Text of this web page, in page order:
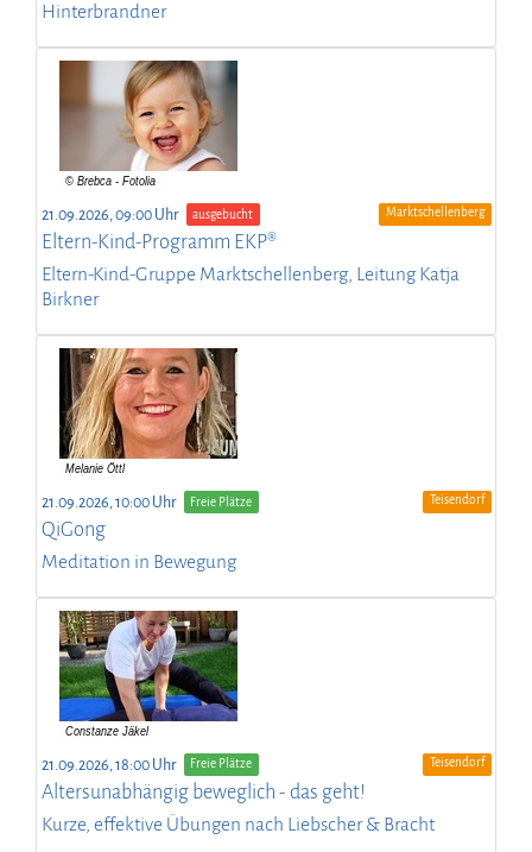
Hinterbrandner
21.09.2026, 09:00 Uhr ausgebucht Marktschellenberg
Eltern-Kind-Programm EKP®
Eltern-Kind-Gruppe Marktschellenberg, Leitung Katja
Birkner
21.09.2026, 10:00 Uhr Freie Plätze Teisendorf
QiGong
Meditation in Bewegung
21.09.2026, 18:00 Uhr Freie Plätze Teisendorf
Altersunabhängig beweglich - das geht!
Kurze, effektive Übungen nach Liebscher & Bracht